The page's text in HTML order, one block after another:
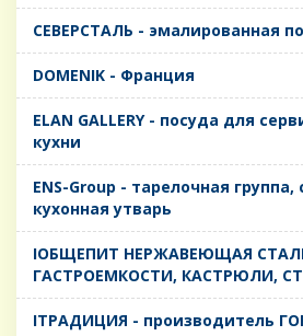
CЕВЕРСТАЛЬ - эмалированная
DOMENIK - Франция
ELAN GALLERY - посуда для
кухни
ENS-Group - тарелочная группа,
кухонная утварь
IОБЩЕПИТ НЕРЖАВЕЮЩАЯ
ГАСТРОЕМКОСТИ, КАСТРЮЛИ,
IТРАДИЦИЯ - производитель